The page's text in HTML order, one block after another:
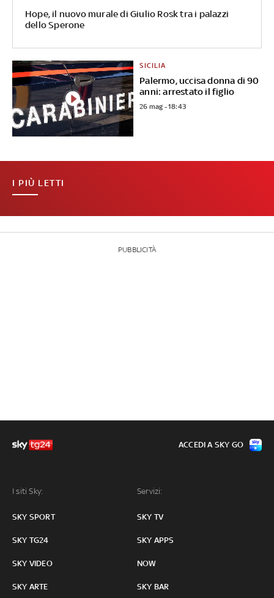
Hope, il nuovo murale di Giulio Rosk tra i palazzi
dello Sperone
Palermo, uccisa donna di 90
anni: arrestato il figlio
SICILIA
26 mag - 18:43
I PIÙ LETTI
PUBBLICITÀ
I siti Sky:
SKY SPORT
SKY TG24
SKY VIDEO
SKY ARTE
Servizi:
SKY TV
SKY APPS
NOW
SKY BAR
ACCEDI A SKY GO